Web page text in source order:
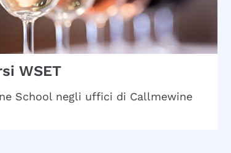
WSET
School negli uffici di Callmewine